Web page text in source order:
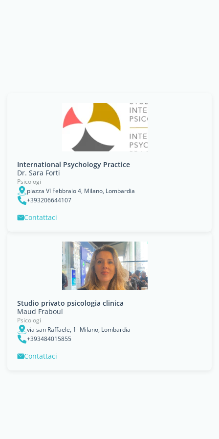
International Psychology Practice
Dr. Sara Forti
Psicologi
piazza VI Febbraio 4, Milano, Lombardia
+393206644107
Contattaci
Studio privato psicologia clinica
Maud Fraboul
Psicologi
via san Raffaele, 1- Milano, Lombardia
+393484015855
Contattaci